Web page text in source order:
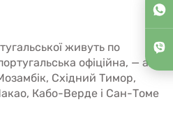
живуть по
офіційна, — а
Східний Тимор,
Кабо-Верде і Сан-Томе